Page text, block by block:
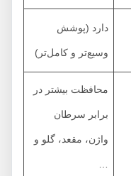
دارد (پوشش
وسیع‌تر و کامل‌تر)
محافظت بیشتر در
برابر سرطان
واژن، مقعد، گلو و